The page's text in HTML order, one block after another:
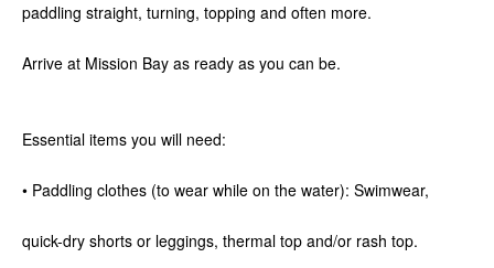
paddling straight, turning, topping and often more.
Arrive at Mission Bay as ready as you can be.
Essential items you will need:
• Paddling clothes (to wear while on the water): Swimwear,
quick-dry shorts or leggings, thermal top and/or rash top.